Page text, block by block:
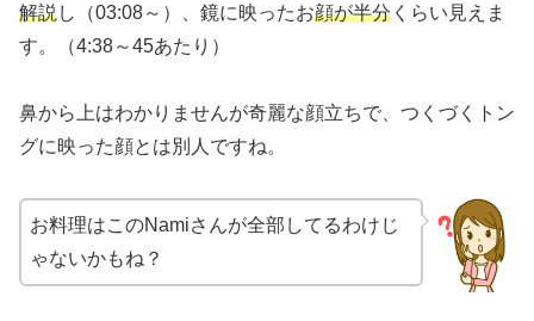
解説し（03:08～）、鏡に映ったお顔が半分 くらい見えま
す。（4:38～45あたり）
鼻から上はわかりませんが奇麗な顔立ちで、つくづくトン
グに映った顔とは別人ですね。
お料理はこのNamiさんが全部してるわけじ
ゃないかもね？